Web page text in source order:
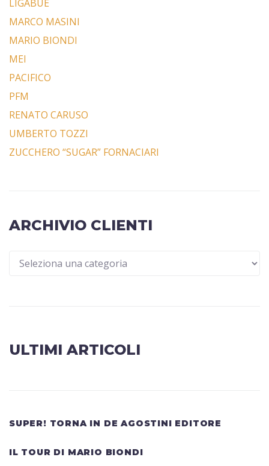
LIGABUE
MARCO MASINI
MARIO BIONDI
MEI
PACIFICO
PFM
RENATO CARUSO
UMBERTO TOZZI
ZUCCHERO “SUGAR” FORNACIARI
ARCHIVIO CLIENTI
ULTIMI ARTICOLI
SUPER! TORNA IN DE AGOSTINI EDITORE
IL TOUR DI MARIO BIONDI